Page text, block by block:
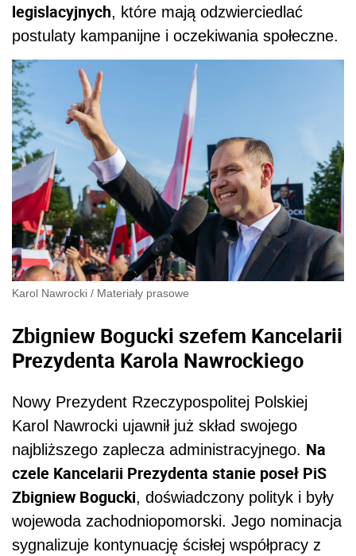
legislacyjnych, które mają odzwierciedlać
postulaty kampanijne i oczekiwania społeczne.
Karol Nawrocki / Materiały prasowe
Zbigniew Bogucki szefem Kancelarii
Prezydenta Karola Nawrockiego
Nowy Prezydent Rzeczypospolitej Polskiej
Karol Nawrocki ujawnił już skład swojego
najbliższego zaplecza administracyjnego. Na
czele Kancelarii Prezydenta stanie poseł PiS
Zbigniew Bogucki, doświadczony polityk i były
wojewoda zachodniopomorski. Jego nominacja
sygnalizuje kontynuację ścisłej współpracy z